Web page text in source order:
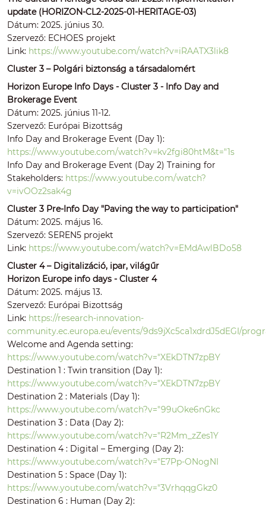
update (HORIZON-CL2-2025-01-HERITAGE-03)
Dátum: 2025. június 30.
Szervező: ECHOES projekt
Link: https://www.youtube.com/watch?v=iRAATX3lik8
Cluster 3 – Polgári biztonság a társadalomért
Horizon Europe Info Days - Cluster 3 - Info Day and
Brokerage Event
Dátum: 2025. június 11-12.
Szervező: Európai Bizottság
Info Day and Brokerage Event (Day 1):
https://www.youtube.com/watch?v=kv2fgi80htM&t="1s
Info Day and Brokerage Event (Day 2) Training for
Stakeholders: https://www.youtube.com/watch?
v=ivOOz2sak4g
Cluster 3 Pre-Info Day "Paving the way to participation"
Dátum: 2025. május 16.
Szervező: SEREN5 projekt
Link: https://www.youtube.com/watch?v=EMdAwlBDo58
Cluster 4 – Digitalizáció, ipar, világűr
Horizon Europe info days - Cluster 4
Dátum: 2025. május 13.
Szervező: Európai Bizottság
Link: https://research-innovation-
community.ec.europa.eu/events/9ds9jXc5ca1xdrdJ5dEGI/
Welcome and Agenda setting:
https://www.youtube.com/watch?v="XEkDTN7zpBY
Destination 1 : Twin transition (Day 1):
https://www.youtube.com/watch?v="XEkDTN7zpBY
Destination 2 : Materials (Day 1):
https://www.youtube.com/watch?v="99uOke6nGkc
Destination 3 : Data (Day 2):
https://www.youtube.com/watch?v="R2Mm_zZes1Y
Destination 4 : Digital – Emerging (Day 2):
https://www.youtube.com/watch?v="E7Pp-ONogNI
Destination 5 : Space (Day 1):
https://www.youtube.com/watch?v="3VrhqqgGkz0
Destination 6 : Human (Day 2):